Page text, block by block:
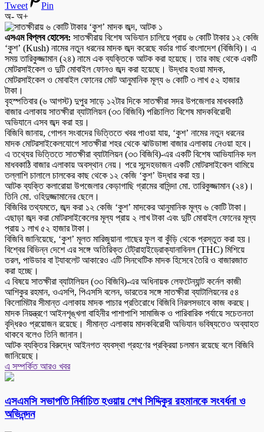
Tweet
Pin
অ- অ+
এসএম বিপ্লব হোসেন: সাতক্ষীরায় বিশেষ অভিযান চালিয়ে প্রায় ৬ কোটি টাকার ১২ কেজি
‘কুশ’ (Kush) নামের নতুন ধরনের মাদক জব্দ করেছে বর্ডার গার্ড বাংলাদেশ (বিজিবি)। এ
সময় তারিকুজ্জামান (২৪) নামে এক ব্যক্তিকে আটক করা হয়েছে। তার কাছ থেকে একটি
মোটরসাইকেল ও দুটি মোবাইল ফোনও জব্দ করা হয়েছে। উদ্ধার হওয়া মাদক,
মোটরসাইকেল ও মোবাইল ফোনের মোট আনুমানিক মূল্য ৬ কোটি ৩ লাখ ৫২ হাজার
টাকা।
বৃহস্পতিবার (৬ আগস্ট) দুপুর সাড়ে ১২টার দিকে সাতক্ষীরা সদর উপজেলার মাধবকাঠি
বাজার এলাকায় সাতক্ষীরা ব্যাটালিয়ন (৩৩ বিজিবি) পরিচালিত বিশেষ মাদকবিরোধী
অভিযানে এসব জব্দ করা হয়।
বিজিবি জানায়, গোপন সংবাদের ভিত্তিতে খবর পাওয়া যায়, ‘কুশ’ নামের নতুন ধরনের
মাদক মোটরসাইকেলযোগে সাতক্ষীরা শহর থেকে ঝাউডাঙ্গা বাজার এলাকায় নেওয়া হবে।
এ তথ্যের ভিত্তিতে সাতক্ষীরা ব্যাটালিয়ন (৩৩ বিজিবি)-এর একটি বিশেষ আভিযানিক দল
মাধবকাঠি বাজার এলাকায় অবস্থান নেয়। পরে সন্দেহভাজন একটি মোটরসাইকেল থামিয়ে
তল্লাশি চালালে চালকের কাছ থেকে ১২ কেজি ‘কুশ’ উদ্ধার করা হয়।
আটক ব্যক্তি কলারোয়া উপজেলার কেড়াগাছি গ্রামের বাসিন্দা মো. তারিকুজ্জামান (২৪)।
তিনি মো. ওহিদুজ্জামানের ছেলে।
বিজিবির তথ্যমতে, জব্দ করা ১২ কেজি ‘কুশ’ মাদকের আনুমানিক মূল্য ৬ কোটি টাকা।
এছাড়া জব্দ করা মোটরসাইকেলের মূল্য প্রায় ২ লাখ টাকা এবং দুটি মোবাইল ফোনের মূল্য
প্রায় ১ লাখ ৫২ হাজার টাকা।
বিজিবি জানিয়েছে, ‘কুশ’ মূলত মারিজুয়ানা গাছের ফুল বা কুঁড়ি থেকে প্রস্তুত করা হয়।
বিশ্বের বিভিন্ন দেশে এর সঙ্গে অতিরিক্ত টেট্রাহাইড্রোক্যানাবিনল (THC) মিশিয়ে
তরল, পাউডার বা ট্যাবলেট আকারেও এটি সিনথেটিক মাদক হিসেবে তৈরি ও বাজারজাত
করা হচ্ছে।
এ বিষয়ে সাতক্ষীরা ব্যাটালিয়ন (৩৩ বিজিবি)-এর অধিনায়ক লেফটেন্যান্ট কর্নেল কাজী
আশিকুর রহমান, ওএসপি, পিএসসি বলেন, ভারতের সঙ্গে সাতক্ষীরা ব্যাটালিয়নের ৫৪
কিলোমিটার সীমান্ত এলাকায় মাদক পাচার প্রতিরোধে বিজিবি নিরলসভাবে কাজ করছে।
মাদক নিয়ন্ত্রণে আইনশৃঙ্খলা বাহিনীর পাশাপাশি সামাজিক ও পারিবারিক পর্যায়ে সচেতনতা
বৃদ্ধিরও প্রয়োজন রয়েছে। সীমান্ত এলাকায় মাদকবিরোধী অভিযান ভবিষ্যতেও অব্যাহত
থাকবে বলেও তিনি জানান।
আটক ব্যক্তির বিরুদ্ধে আইনগত ব্যবস্থা গ্রহণের প্রক্রিয়া চলমান রয়েছে বলে বিজিবি
জানিয়েছে।
এ সম্পর্কিত আরও খবর
এসএমসি সভাপতি নির্বাচিত হওয়ায় শেখ সিদ্দিকুর রহমানকে সংবর্ধনা ও
অভিনন্দন